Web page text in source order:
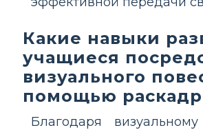
Какие навыки
учащиеся
визуального
помощью
Благодаря